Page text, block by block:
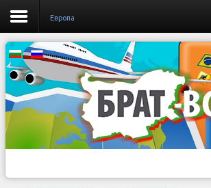
Европа